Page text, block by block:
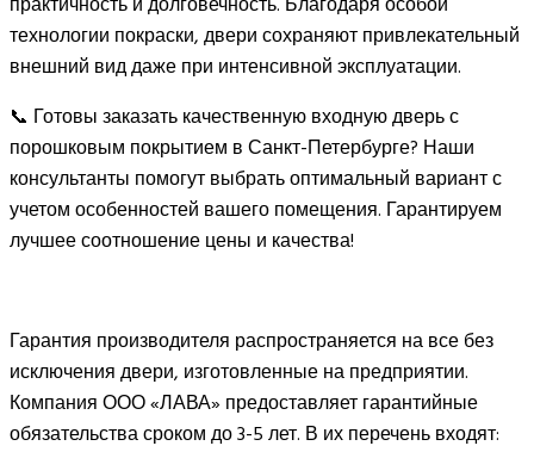
технологии покраски, двери сохраняют привлекательный
внешний вид даже при интенсивной эксплуатации.
📞 Готовы заказать качественную входную дверь с
порошковым покрытием в Санкт-Петербурге? Наши
консультанты помогут выбрать оптимальный вариант с
учетом особенностей вашего помещения. Гарантируем
лучшее соотношение цены и качества!
Гарантия производителя распространяется на все без
исключения двери, изготовленные на предприятии.
Компания ООО «ЛАВА» предоставляет гарантийные
обязательства сроком до 3-5 лет. В их перечень входят: